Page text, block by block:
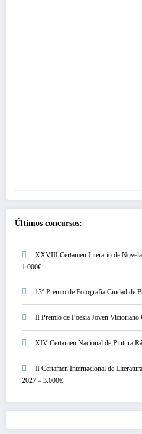
Últimos concursos:
XXVIII Certamen Literario de
1.000€
13º Premio de Fotografía Ciudad de
II Premio de Poesía Joven Victoriano
XIV Certamen Nacional de Pintura
II Certamen Internacional de
2027 – 3.000€